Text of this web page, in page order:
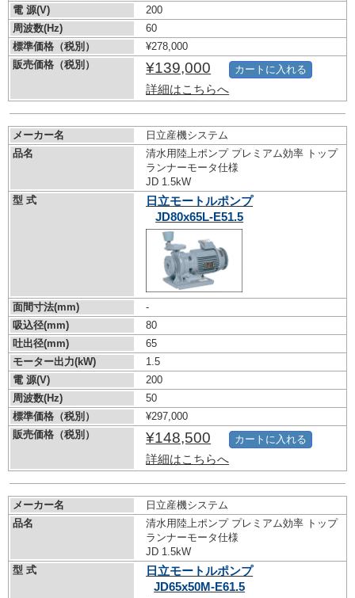
電 源(V)
200
周波数(Hz)
60
標準価格（税別）
¥278,000
販売価格（税別）
¥139,000
詳細はこちらへ
カートに入れる
メーカー名
日立産機システム
品名
清水用陸上ポンプ プレミアム効率 トップ
ランナーモータ仕様
JD 1.5kW
型 式
日立モートルポンプ
JD80x65L-E51.5
面間寸法(mm)
-
吸込径(mm)
80
吐出径(mm)
65
モーター出力(kW)
1.5
電 源(V)
200
周波数(Hz)
50
標準価格（税別）
¥297,000
販売価格（税別）
¥148,500
詳細はこちらへ
カートに入れる
メーカー名
日立産機システム
品名
清水用陸上ポンプ プレミアム効率 トップ
ランナーモータ仕様
JD 1.5kW
型 式
日立モートルポンプ
JD65x50M-E61.5